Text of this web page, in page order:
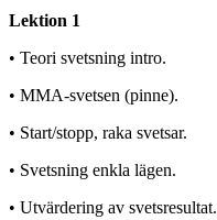
Lektion 1
• Teori svetsning intro.
• MMA-svetsen (pinne).
• Start/stopp, raka svetsar.
• Svetsning enkla lägen.
• Utvärdering av svetsresultat.